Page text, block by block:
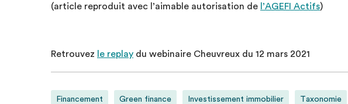
(article reproduit avec l’aimable autorisation de l’AGEFI Actifs)
Retrouvez le replay du webinaire Cheuvreux du 12 mars 2021
Financement Green finance Investissement immobilier Taxonomie